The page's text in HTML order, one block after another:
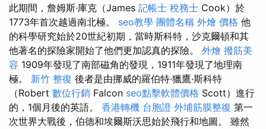
此期間，詹姆斯·庫克（James 記帳士 稅務士 Cook）於
1773年首次越過南北極。 seo教學 團體名稱 外燴 價格 他
的科學研究始於20世紀初期，當時斯科特，沙克爾頓和其
他著名的探險家開始了他們更加認真的探險。 外燴 撥筋美
容 1909年發現了南部磁角的發現，1911年發現了地理南
極。 新竹 整復 後者是由挪威的羅伯特·獵鷹·斯科特
（Robert 數位行銷 Falcon seo點擊軟體價格 Scott）進行
的，1個月後的英語。 香港轉機 台胞證 外埔筋膜整復 第一
次世界大戰後，伯德和埃爾斯沃思始於飛行和地圖。 雖然